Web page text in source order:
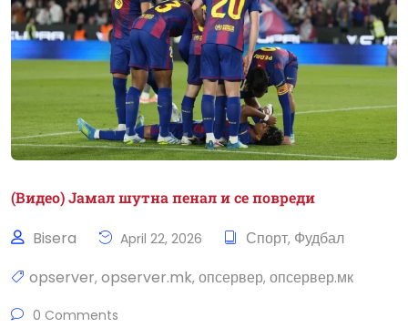
(Видео) Јамал шутна пенал и се повреди
Bisera April 22, 2026 Спорт, Фудбал
opserver, opserver.mk, опсервер, опсервер.мк
0 Comments